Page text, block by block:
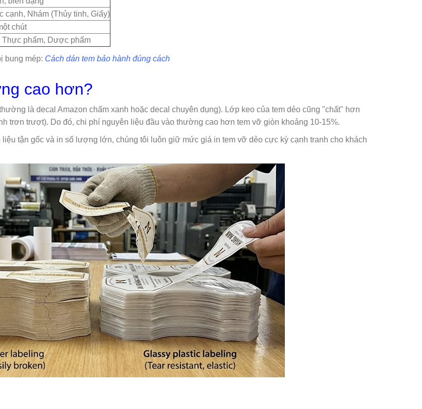
cạnh, Nhám (Thủy tinh, Giấy)
chút
Thực phẩm, Dược phẩm
bung mép: Cách dán tem bảo hành đúng cách
cao hơn?
là decal Amazon chấm xanh hoặc decal chuyên dụng). Lớp keo của tem dẻo cũng "chất" hơn
trơn trượt). Do đó, chi phí nguyên liệu đầu vào thường cao hơn tem vỡ giòn khoảng 10-15%.
tận gốc và in số lượng lớn, chúng tôi luôn giữ mức giá in tem vỡ dẻo cực kỳ cạnh tranh cho khách